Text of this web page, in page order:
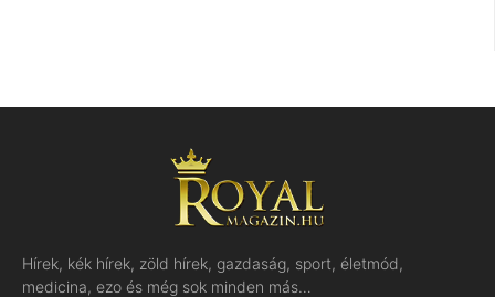
Hírek, kék hírek, zöld hírek, gazdaság, sport, életmód,
medicina, ezo és még sok minden más…